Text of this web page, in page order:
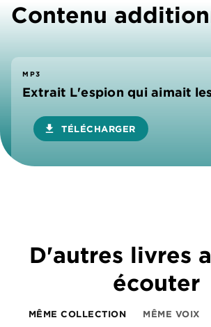
Contenu
MP3
Extrait L'espion qui aimait
download TÉLÉCHARGER
D'autres livres
écouter
MÊME COLLECTION MÊME VOIX